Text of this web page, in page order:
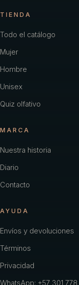
TIENDA
Todo el catálogo
Mujer
Hombre
Unisex
Quiz olfativo
MARCA
Nuestra historia
Diario
Contacto
AYUDA
Envíos y devoluciones
Términos
Privacidad
WhatsApp: +57 301